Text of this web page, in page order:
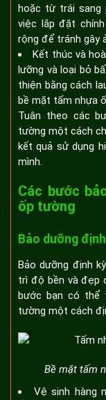
hoặc từ trái sang
việc lắp đặt
rộng để tránh gây
Kết thúc và
lưỡng và loại bỏ
thiện bằng cách
bề mặt tấm nhựa
Tuân theo các
tường một cách
kết quả sử dụng
mình.
Các bước
ốp tường
Bảo dưỡng
Bảo dưỡng định
trì độ bền và đẹp
bước bạn có thể
tường một cách
Bề mặt tấm
Vệ sinh hàng